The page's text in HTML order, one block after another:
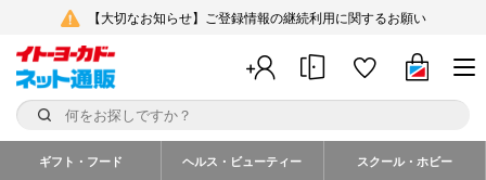
【大切なお知らせ】ご登録情報の継続利用に関するお願い
ギフト・フード ヘルス・ビューティー スクール・ホビー